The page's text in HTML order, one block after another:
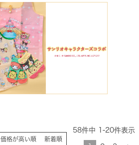
価格が高い順 新着順
58件中 1 -20件表示